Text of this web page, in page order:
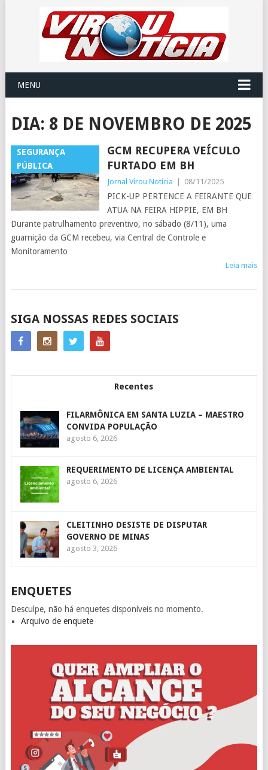
MENU
DIA: 8 DE NOVEMBRO DE 2025
SEGURANÇA
PÚBLICA
GCM RECUPERA VEÍCULO
FURTADO EM BH
Jornal Virou Notícia 08/11/2025
PICK-UP PERTENCE A FEIRANTE QUE
ATUA NA FEIRA HIPPIE, EM BH
Durante patrulhamento preventivo, no sábado (8/11), uma
guarnição da GCM recebeu, via Central de Controle e
Monitoramento
Leia mais
POSTS
NAVIGATION
SIGA NOSSAS REDES SOCIAIS
Recentes
FILARMÔNICA EM SANTA LUZIA – MAESTRO
CONVIDA POPULAÇÃO
agosto 6, 2026
REQUERIMENTO DE LICENÇA AMBIENTAL
agosto 6, 2026
CLEITINHO DESISTE DE DISPUTAR
GOVERNO DE MINAS
agosto 3, 2026
ENQUETES
Desculpe, não há enquetes disponíveis no momento.
Arquivo de enquete